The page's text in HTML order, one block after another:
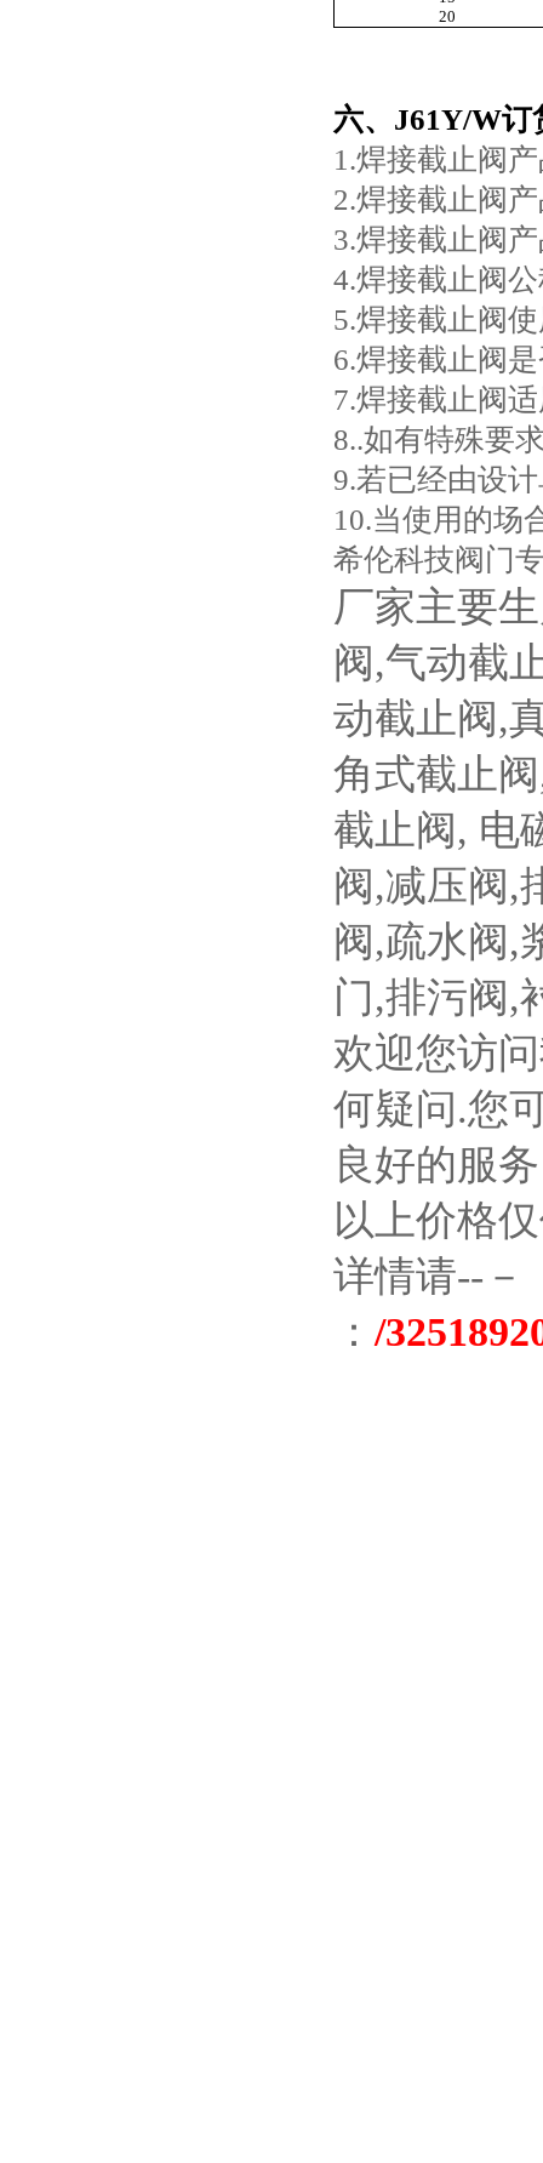
20
六、J61Y/W订
1.焊接截止阀
2.焊接截止阀
3.焊接截止阀
4.焊接截止阀
5.焊接截止阀
6.焊接截止阀
7.焊接截止阀
8..如有特殊要
9.若已经由设
10.当使用的场
希伦科技阀门
厂家主要
阀,气动截
动截止阀,
角式截止阀
截止阀, 电
阀,减压阀,
阀,疏水阀,
门,排污阀,
欢迎您访
何疑问.您
良好的服
以上价格
详情请--－
： /